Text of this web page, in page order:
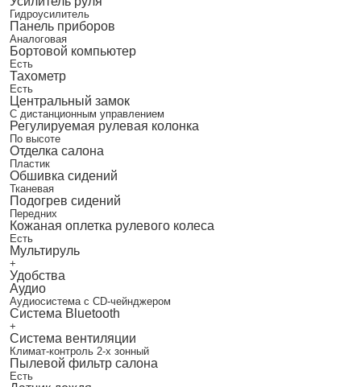
Гидроусилитель
Панель приборов
Аналоговая
Бортовой компьютер
Есть
Тахометр
Есть
Центральный замок
С дистанционным управлением
Регулируемая рулевая колонка
По высоте
Отделка салона
Пластик
Обшивка сидений
Тканевая
Подогрев сидений
Передних
Кожаная оплетка рулевого колеса
Есть
Мультируль
+
Удобства
Аудио
Аудиосистема с CD-чейнджером
Система Bluetooth
+
Система вентиляции
Климат-контроль 2-х зонный
Пылевой фильтр салона
Есть